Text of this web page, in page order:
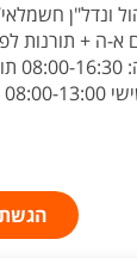
ונדל"ן
ה + תורנות
ימי